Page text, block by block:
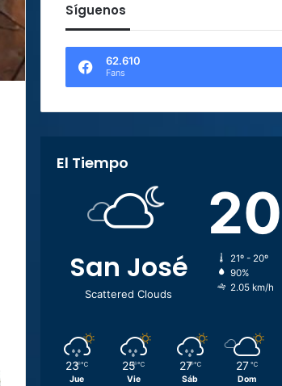
Síguenos
62.610
Fans
El Tiempo
San José
Scattered Clouds
20
21º - 20º
90%
2.05 km/h
23 ℃
Jue
25 ℃
Vie
27 ℃
Sáb
27 ℃
Dom